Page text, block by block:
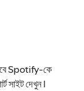
Spotify-কে
সাইট দেখুন।